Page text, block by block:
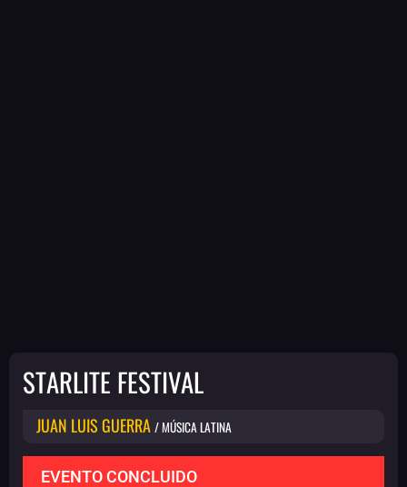
STARLITE FESTIVAL
JUAN LUIS GUERRA / MÚSICA LATINA
EVENTO CONCLUIDO